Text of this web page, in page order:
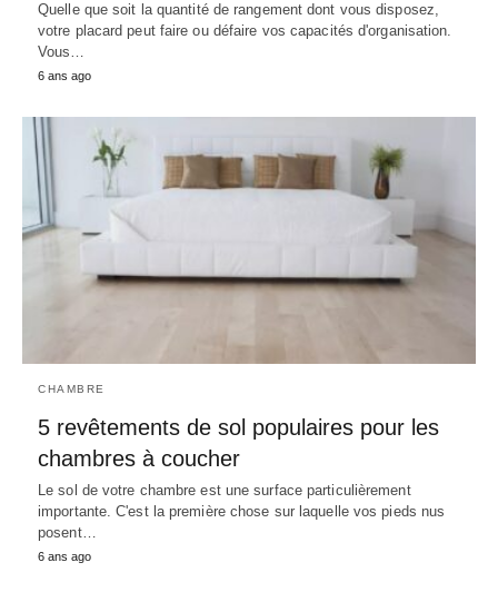
Quelle que soit la quantité de rangement dont vous disposez,
votre placard peut faire ou défaire vos capacités d'organisation.
Vous…
6 ans ago
CHAMBRE
5 revêtements de sol populaires pour les
chambres à coucher
Le sol de votre chambre est une surface particulièrement
importante. C'est la première chose sur laquelle vos pieds nus
posent…
6 ans ago